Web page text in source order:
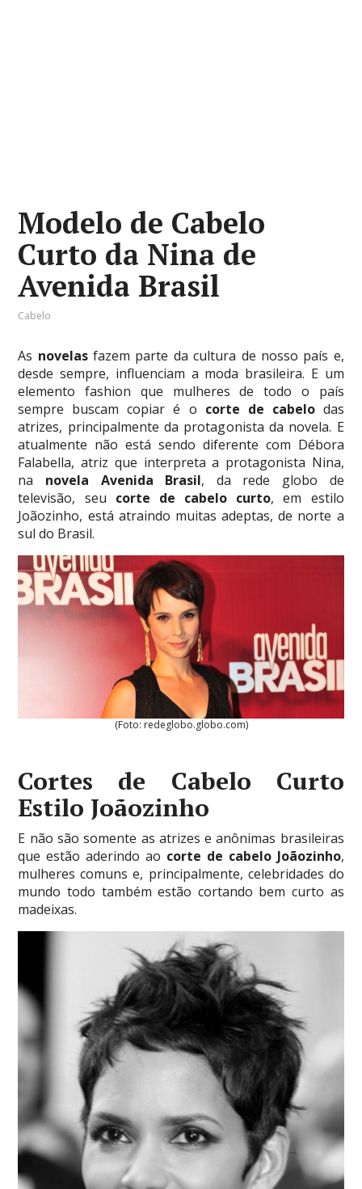
Modelo de Cabelo
Curto da Nina de
Avenida Brasil
Cabelo
As novelasfazem parte da cultura de nosso país e,
desde sempre, influenciam a moda brasileira. E um
elemento fashion que mulheres de todo o país
sempre buscam copiar é o corte de cabelodas
atrizes, principalmente da protagonista da novela. E
atualmente não está sendo diferente com Débora
Falabella, atriz que interpreta a protagonista Nina,
na novela Avenida Brasil, da rede globo de
televisão, seu corte de cabelo curto, em estilo
Joãozinho, está atraindo muitas adeptas, de norte a
sul do Brasil.
(Foto: redeglobo.globo.com)
Cortes de Cabelo Curto
Estilo Joãozinho
E não são somente as atrizes e anônimas brasileiras
que estão aderindo ao corte de cabelo Joãozinho,
mulheres comuns e, principalmente, celebridades do
mundo todo também estão cortando bem curto as
madeixas.